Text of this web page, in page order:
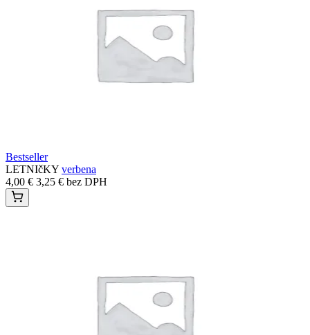
Bestseller
LETNIčKY verbena
4,00 € 3,25 € bez DPH